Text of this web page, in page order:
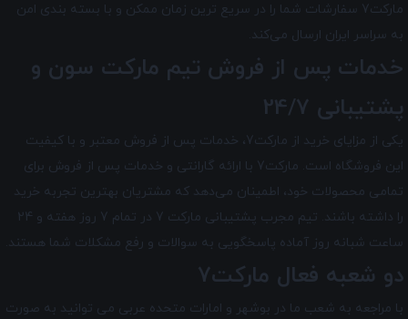
مارکت7 سفارشات شما را در سریع ترین زمان ممکن و با بسته بندی امن
به سراسر ایران ارسال می‌کند.
خدمات پس از فروش تیم مارکت سون و
پشتیبانی 24/7
یکی از مزایای خرید از مارکت7، خدمات پس از فروش معتبر و با کیفیت
این فروشگاه است. مارکت7 با ارائه گارانتی و خدمات پس از فروش برای
تمامی محصولات خود، اطمینان می‌دهد که مشتریان بهترین تجربه خرید
را داشته باشند. تیم مجرب پشتیبانی مارکت 7 در تمام 7 روز هفته و 24
ساعت شبانه ‌روز آماده پاسخگویی به سوالات و رفع مشکلات شما هستند.
دو شعبه فعال مارکت7
با مراجعه به شعب ما در بوشهر و امارات متحده عربی می توانید به صورت